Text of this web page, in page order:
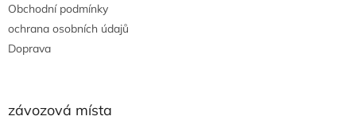
Obchodní podmínky
ochrana osobních údajů
Doprava
závozová místa